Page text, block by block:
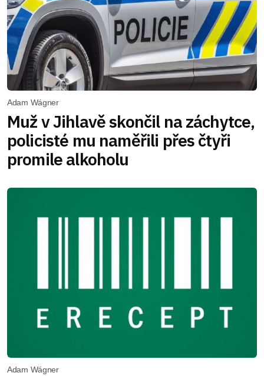
Adam Wágner
Muž v Jihlavě skončil na záchytce,
policisté mu naměřili přes čtyři
promile alkoholu
Adam Wágner